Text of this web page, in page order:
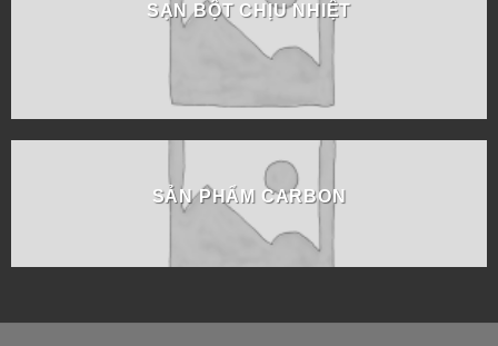
SẠN BỘT CHỊU NHIỆT
SẢN PHẨM CARBON